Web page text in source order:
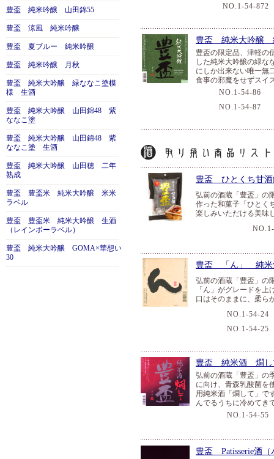
豊盃 純米吟醸 山田錦55
豊盃 涼風 純米吟醸
豊盃 夏ブルー 純米吟醸
豊盃 純米吟醸 月秋
豊盃 純米大吟醸 緑ななこ塗模
様 生酒
豊盃 純米大吟醸 山田錦48 紫
ななこ塗
豊盃 純米大吟醸 山田錦48 紫
ななこ塗 生酒
豊盃 純米大吟醸 山田穂 二年
熟成
豊盃 豊盃米 純米大吟醸 米米
ラベル
豊盃 豊盃米 純米大吟醸 生酒
（レインボーラベル）
豊盃 純米大吟醸 GOMA×華想い
30
NO.1-54-872
豊盃 純米大吟醸
豊盃の限定品、津軽の
した純米大吟醸の緑な
にしか出来ない唯一無
食事の邪魔をせずスイ
NO.1-54-86
NO.1-54-87
豊盃 ひとくち甘酒
弘前の酒蔵「豊盃」の
作った和菓子「ひとく
楽しみいただける美味
豊盃 「ん」 純米
弘前の酒蔵「豊盃」の
「ん」がグレードを
口はそのままに、柔ら
NO.1-54-24
NO.1-54-25
豊盃 純米酒 燗し
弘前の酒蔵「豊盃」の
に向け、青森乳酸菌を
用純米酒「燗して」で
んでるうちに冷めてき
NO.1-54-55
豊盃 Patisserie酒